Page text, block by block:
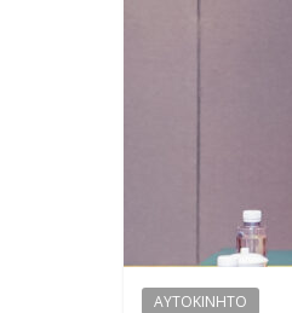
AYTOKINHTO